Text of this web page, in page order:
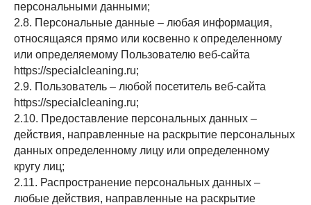
персональными данными;
2.8. Персональные данные – любая информация,
относящаяся прямо или косвенно к определенному
или определяемому Пользователю веб-сайта
https://specialcleaning.ru;
2.9. Пользователь – любой посетитель веб-сайта
https://specialcleaning.ru;
2.10. Предоставление персональных данных –
действия, направленные на раскрытие персональных
данных определенному лицу или определенному
кругу лиц;
2.11. Распространение персональных данных –
любые действия, направленные на раскрытие